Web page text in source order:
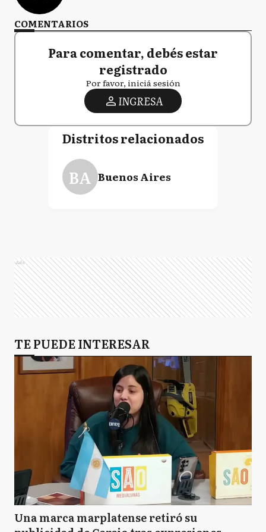
COMENTARIOS
Para comentar, debés estar
registrado
Por favor, iniciá sesión
INGRESA
Distritos relacionados
BA Buenos Aires
Ads
TE PUEDE INTERESAR
Una marca marplatense retiró su